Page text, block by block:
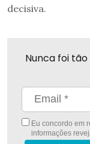
decisiva.
Nunca foi
Eu concordo em
informações